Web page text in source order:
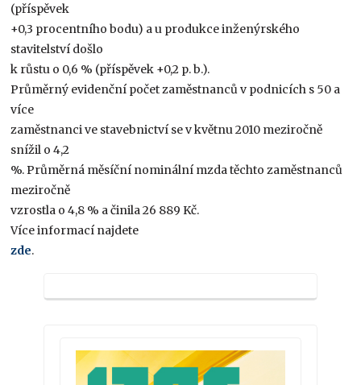
(příspěvek
+0,3 procentního bodu) a u produkce inženýrského
stavitelství došlo
k růstu o 0,6 % (příspěvek +0,2 p. b.).
Průměrný evidenční počet zaměstnanců v podnicích s 50 a
více
zaměstnanci ve stavebnictví se v květnu 2010 meziročně
snížil o 4,2
%. Průměrná měsíční nominální mzda těchto zaměstnanců
meziročně
vzrostla o 4,8 % a činila 26 889 Kč.
Více informací najdete
zde.